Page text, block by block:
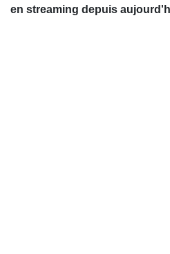
en streaming depuis